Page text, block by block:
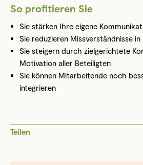
So profitieren Sie
Sie stärken Ihre eigene
Sie reduzieren Missverständnisse
Sie steigern durch zielgerichtete
Motivation aller Beteiligten
Sie können Mitarbeitende noch
integrieren
Teilen